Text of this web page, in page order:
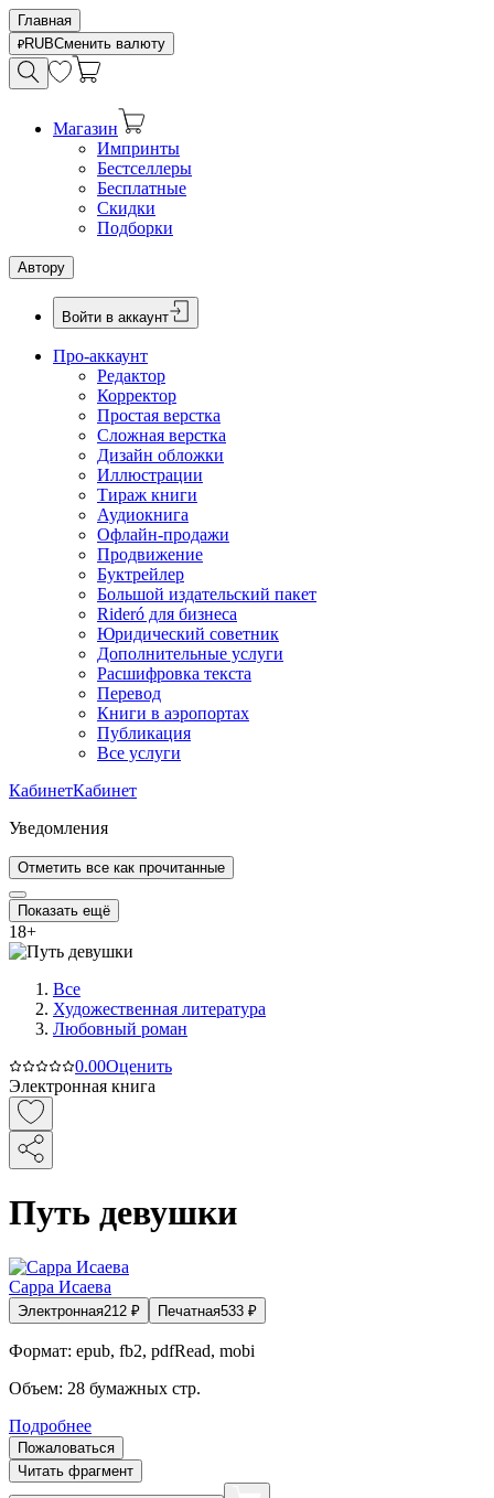
Главная
RUBСменить валюту
Магазин
Импринты
Бестселлеры
Бесплатные
Скидки
Подборки
Автору
Войти в аккаунт
Про-аккаунт
Редактор
Корректор
Простая верстка
Сложная верстка
Дизайн обложки
Иллюстрации
Тираж книги
Аудиокнига
Офлайн-продажи
Продвижение
Буктрейлер
Большой издательский пакет
Rideró для бизнеса
Юридический советник
Дополнительные услуги
Расшифровка текста
Перевод
Книги в аэропортах
Публикация
Все услуги
КабинетКабинет
Уведомления
Отметить все как прочитанные
Показать ещё
18+
Все
Художественная литература
Любовный роман
0.00Оценить
Электронная книга
Путь девушки
Сарра Исаева
Электронная212 ₽ Печатная533 ₽
Формат: epub, fb2, pdfRead, mobi
Объем: 28 бумажных стр.
Подробнее
Пожаловаться
Читать фрагмент